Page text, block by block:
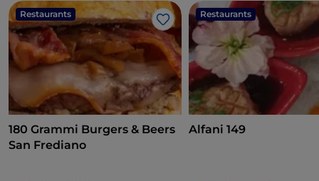
Restaurants
J’aime
180 Grammi Burgers & Beers
San Frediano
Restaurants
Alfani 149